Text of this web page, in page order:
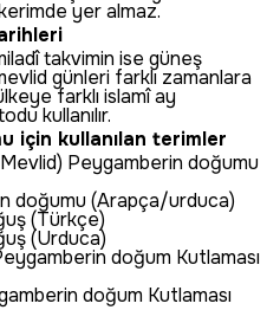
yer almaz.
takvimin ise güneş
günleri farklı zamanlara
farklı islamî ay
kullanılır.
için kullanılan terimler
Peygamberin doğumu
doğumu (Arapça/urduca)
(Türkçe)
(Urduca)
doğum Kutlaması
doğum Kutlaması